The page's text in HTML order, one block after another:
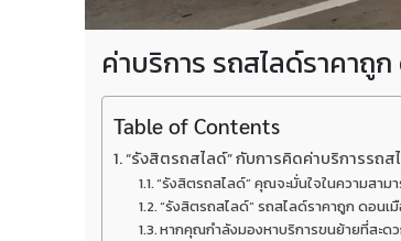
ค่าบริการ รถสไลด์ราคาถู
Table of Contents
“รังสิตรถสไลด์” กับการคิดค่าบริการรถ
“รังสิตรถสไลด์” คุณจะมั่นใจในความสา
“รังสิตรถสไลด์” รถสไลด์ราคาถูก ดอนเ
หากคุณกำลังมองหาบริการขนย้ายที่สะด